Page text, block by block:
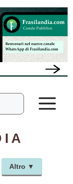
Altro ▼